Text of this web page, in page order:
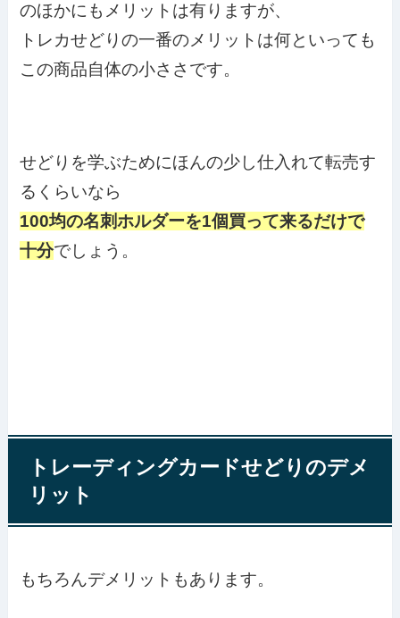
のほかにもメリットは有りますが、
トレカせどりの一番のメリットは何といっても
この商品自体の小ささです。
せどりを学ぶためにほんの少し仕入れて転売す
るくらいなら
100均の名刺ホルダーを1個買って来るだけで
十分でしょう。
トレーディングカードせどりのデメ
リット
もちろんデメリットもあります。